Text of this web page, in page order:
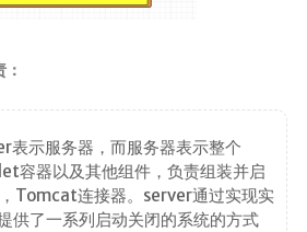
表示服务器，而服务器表示整个
容器以及其他组件，负责组装并启
Tomcat连接器。server通过实现实
供了一系列启动关闭的系统的方式